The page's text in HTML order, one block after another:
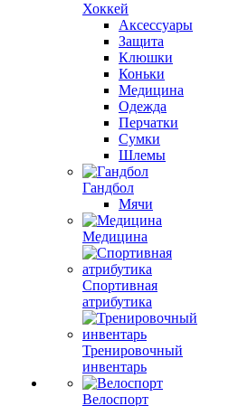
Хоккей
Аксессуары
Защита
Клюшки
Коньки
Медицина
Одежда
Перчатки
Сумки
Шлемы
Гандбол
Мячи
Медицина
Спортивная
атрибутика
Тренировочный
инвентарь
Велоспорт